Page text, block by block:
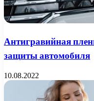
Антигравийная
защиты автомобиля
10.08.2022